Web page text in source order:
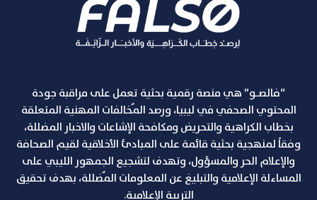
“فالصـو” هي منصة رقمية بحثية تعمل على مراقبة جودة
المحتوي الصحفي في ليبيا، ورصد المٌخالفات المهنية المتعلقة
بخطاب الكراهية والتحريض ومكافحة الإشاعات والاخبار المضللة،
وفقاً لمنهجية بحثية قائمة على المبادئ الأخلاقية لقيم الصحافة
والإعلام الحر والمسؤول، وتهدف لتشجيع الجمهور الليبي على
المساءلة الإعلامية والتبليغ عن المعلومات المٌضللة، بهدف تحقيق
التربية الإعلامية.